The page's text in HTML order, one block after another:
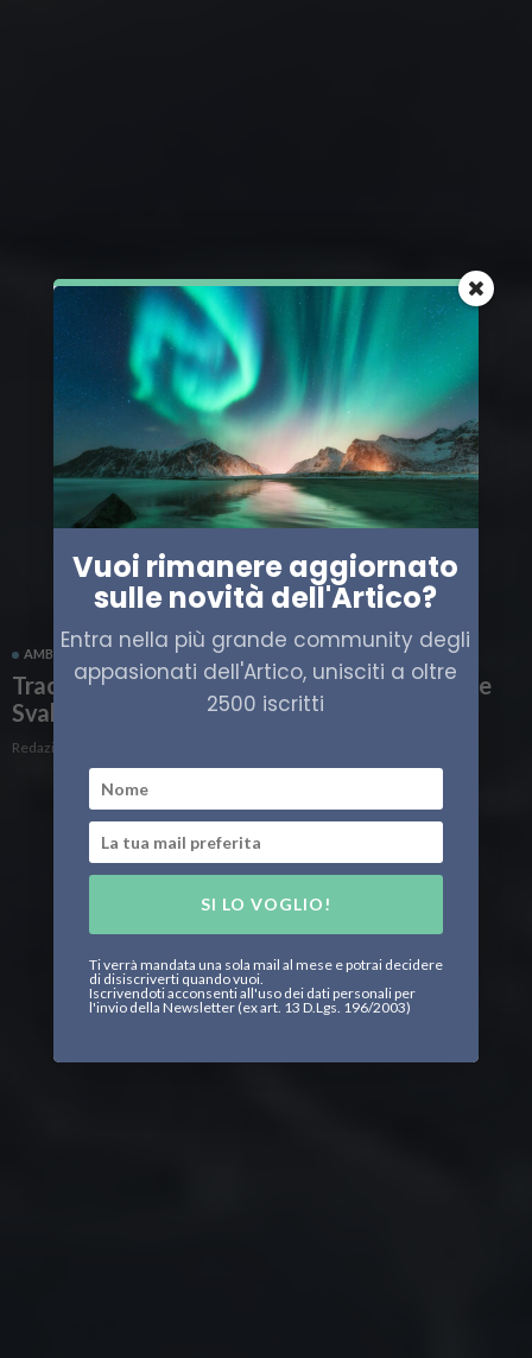
AMBIENTE ARTICO ITALIA
Tracce di farmaci e cosmetici nelle acque delle
Svalbard
Redazione
Vuoi rimanere aggiornato
sulle novità dell'Artico?
Entra nella più grande community degli
appasionati dell'Artico, unisciti a oltre
2500 iscritti
SI LO VOGLIO!
Ti verrà mandata una sola mail al mese e potrai decidere
di disiscriverti quando vuoi.
Iscrivendoti acconsenti all'uso dei dati personali per
l'invio della Newsletter (ex art. 13 D.Lgs. 196/2003)